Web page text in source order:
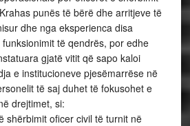
shërbimit oficer civil të turnit në